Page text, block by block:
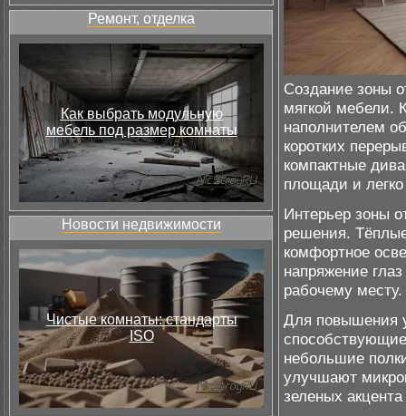
Ремонт, отделка
Как выбрать модульную
мебель под размер комнаты
Новости недвижимости
Чистые комнаты: стандарты
ISO
Создание зоны
мягкой мебели.
наполнителем
коротких
компактные
площади и
Интерьер зоны
решения.
комфортное
напряжение
рабочему месту.
Для повышения
небольшие
улучшают
зеленых